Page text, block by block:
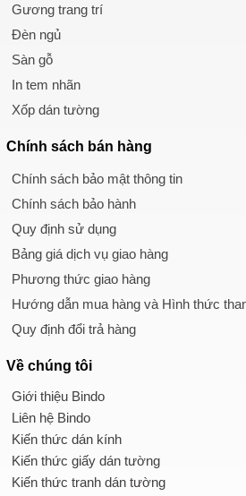
Gương trang trí
Đèn ngủ
Sàn gỗ
In tem nhãn
Xốp dán tường
Chính sách bán hàng
Chính sách bảo mật thông tin
Chính sách bảo hành
Quy định sử dụng
Bảng giá dịch vụ giao hàng
Phương thức giao hàng
Hướng dẫn mua hàng và Hình thức
Quy định đổi trả hàng
Về chúng tôi
Giới thiệu Bindo
Liên hệ Bindo
Kiến thức dán kính
Kiến thức giấy dán tường
Kiến thức tranh dán tường